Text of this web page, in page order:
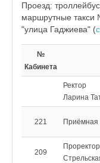
Проезд:
маршрутные
"улица Гаджиева" (
№
Кабинета
Ректор
Ларина
221 Приёмная
209